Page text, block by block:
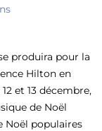
produira pour la
Hilton en
et 13 décembre,
de Noël
Noël populaires